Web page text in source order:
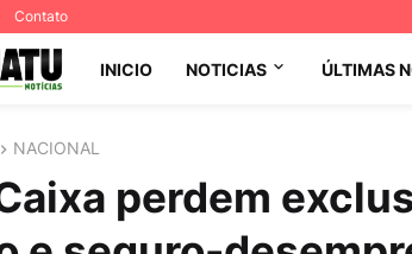
Contato
INICIO NOTICIAS ÚLTIMAS
NACIONAL
perdem